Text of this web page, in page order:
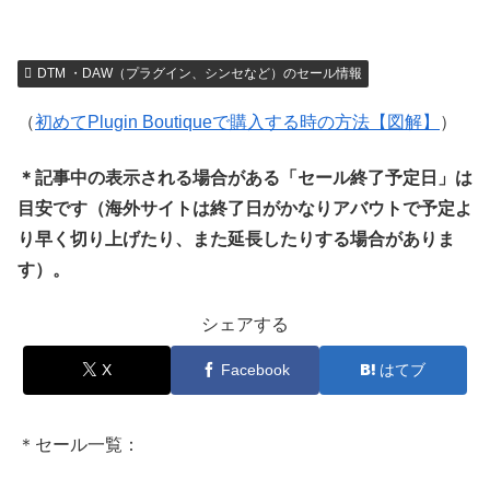
DTM ・DAW（プラグイン、シンセなど）のセール情報
（初めてPlugin Boutiqueで購入する時の方法【図解】 ）
＊記事中の表示される場合がある「セール終了予定日」は
目安です（海外サイトは終了日がかなりアバウトで予定よ
り早く切り上げたり、また延長したりする場合がありま
す）。
シェアする
X Facebook はてブ
＊セール一覧：